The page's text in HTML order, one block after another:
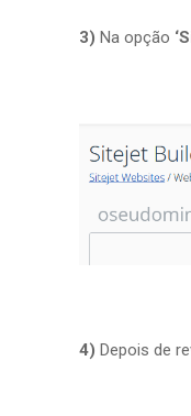
3) Na opção
4) Depois de